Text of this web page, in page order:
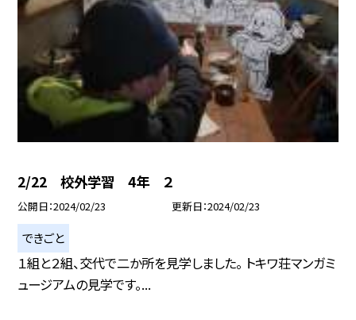
2/22 校外学習 4年 ２
公開日 2024/02/23 更新日 2024/02/23
できごと
１組と２組、交代で二か所を見学しました。 トキワ荘マンガミ
ュージアムの見学です。...